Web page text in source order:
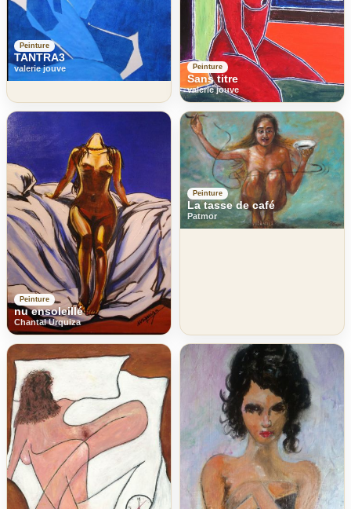
Peinture
TANTRA3
valerie jouve Peinture
Sans titre
valerie jouve
Peinture
nu ensoleillé
Chantal Urquiza
Peinture
La tasse de café
Patmor